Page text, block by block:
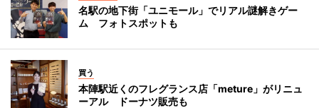
名駅の地下街「ユニモール」でリアル謎解きゲー
ム フォトスポットも
買う
本陣駅近くのフレグランス店「meture」がリニュ
ーアル ドーナツ販売も